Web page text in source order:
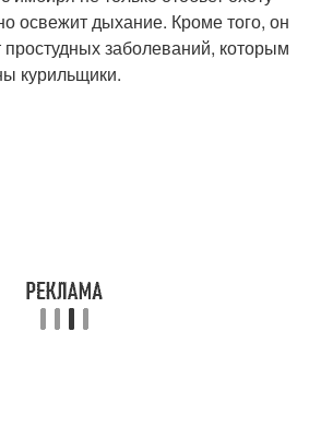
освежит дыхание. Кроме того, он
заболеваний, которым
курильщики.